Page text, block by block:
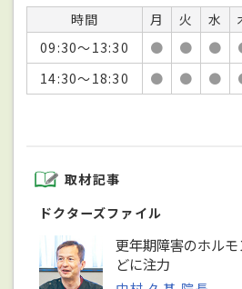
時間 月 火 水
09:30～13:30
● ● ●
14:30～18:30
● ● ●
取材記事
ドクターズファイル
更年期障害のホル
どに注力